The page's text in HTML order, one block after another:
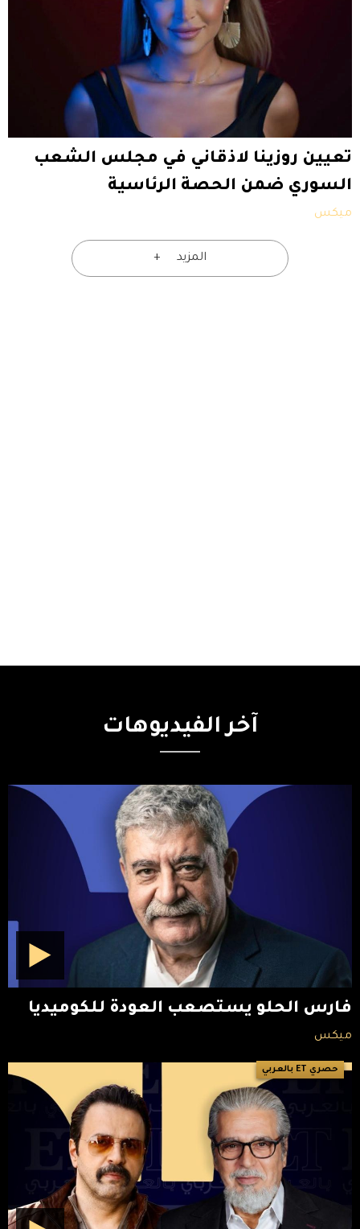
تعيين روزينا لاذقاني في مجلس الشعب
السوري ضمن الحصة الرئاسية
ميكس
المزيد
آخر الفيديوهات
فارس الحلو يستصعب العودة للكوميديا
ميكس
حصري ET بالعربي